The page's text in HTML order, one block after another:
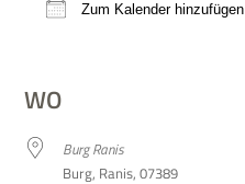
Zum Kalender hinzufügen
WO
Burg Ranis
Burg, Ranis, 07389